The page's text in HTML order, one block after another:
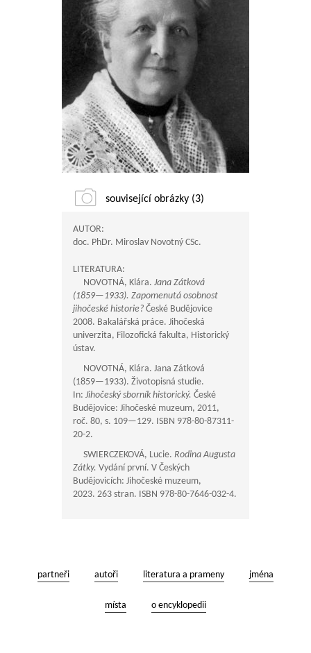
související obrázky (3)
AUTOR:
doc. PhDr. Miroslav Novotný CSc.
LITERATURA:
NOVOTNÁ, Klára. Jana Zátková
(1859—1933). Zapomenutá osobnost
jihočeské historie? České Budějovice
2008. Bakalářská práce. Jihočeská
univerzita, Filozofická fakulta, Historický
ústav.
NOVOTNÁ, Klára. Jana Zátková
(1859—1933). Životopisná studie.
In: Jihočeský sborník historický. České
Budějovice: Jihočeské muzeum, 2011,
roč. 80, s. 109—129. ISBN 978-80-87311-
20-2.
SWIERCZEKOVÁ, Lucie. Rodina Augusta
Zátky. Vydání první. V Českých
Budějovicích: Jihočeské muzeum,
2023. 263 stran. ISBN 978-80-7646-032-4.
partneři autoři literatura a prameny jména
místa o encyklopedii